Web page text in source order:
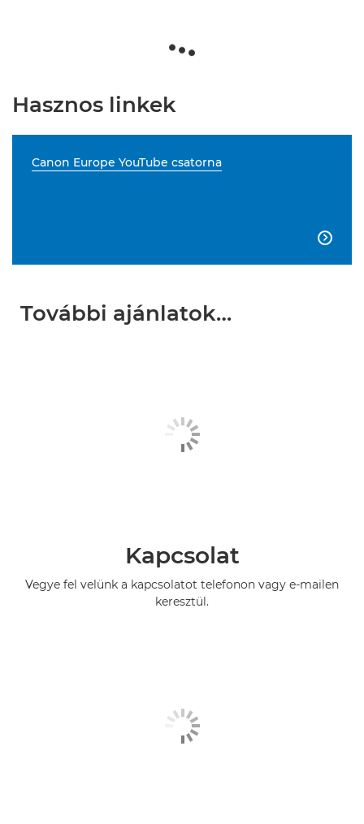
Hasznos linkek
Canon Europe YouTube csatorna

További ajánlatok…
Kapcsolat
Vegye fel velünk a kapcsolatot telefonon vagy e-mailen
keresztül.